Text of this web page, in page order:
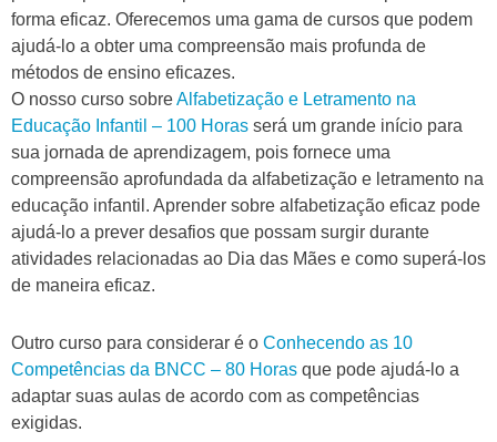
forma eficaz. Oferecemos uma gama de cursos que podem
ajudá-lo a obter uma compreensão mais profunda de
métodos de ensino eficazes.
O nosso curso sobreAlfabetização e Letramento na
Educação Infantil – 100 Horas será um grande início para
sua jornada de aprendizagem, pois fornece uma
compreensão aprofundada da alfabetização e letramento na
educação infantil. Aprender sobre alfabetização eficaz pode
ajudá-lo a prever desafios que possam surgir durante
atividades relacionadas ao Dia das Mães e como superá-los
de maneira eficaz.
Outro curso para considerar é o Conhecendo as 10
Competências da BNCC – 80 Horas que pode ajudá-lo a
adaptar suas aulas de acordo com as competências
exigidas.